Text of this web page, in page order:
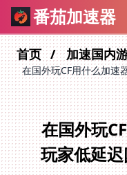
番茄加速器
首页 加速国内
在国外玩CF用什么加速
在国外玩
玩家低延